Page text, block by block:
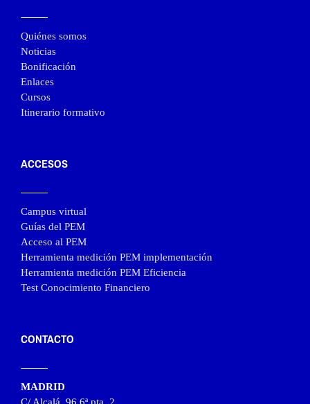
Quiénes somos
Noticias
Bonificación
Enlaces
Cursos
Itinerario formativo
ACCESOS
Campus virtual
Guías del PEM
Acceso al PEM
Herramienta medición PEM implementación
Herramienta medición PEM Eficiencia
Test Conocimiento Financiero
CONTACTO
MADRID